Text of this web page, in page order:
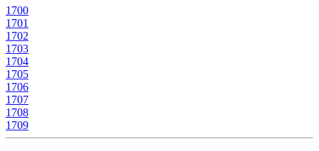
1700
1701
1702
1703
1704
1705
1706
1707
1708
1709